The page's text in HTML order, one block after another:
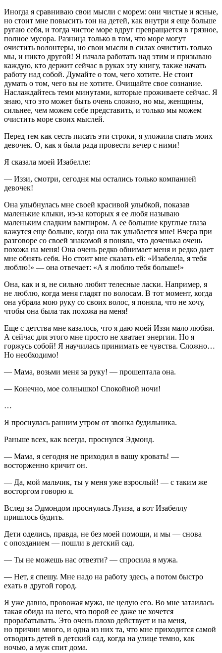
Иногда я сравниваю свои мысли с морем: они чистые и ясные,
но стоит мне повысить тон на детей, как внутри я еще больше
ругаю себя, и тогда чистое море вдруг превращается в грязное,
полное мусора. Разница только в том, что море могут
очистить волонтеры, но свои мысли в силах очистить только
мы, и никто другой! Я начала работать над этим и призываю
каждую, кто держит сейчас в руках эту книгу, также начать
работу над собой. Думайте о том, чего хотите. Не стоит
думать о том, чего вы не хотите. Очищайте свое сознание.
Наслаждайтесь теми минутами, которые проживаете сейчас. Я
знаю, что это может быть очень сложно, но мы, женщины,
сильнее, чем можем себе представить, и только мы можем
очистить море своих мыслей.
Перед тем как сесть писать эти строки, я уложила спать моих
девочек. О, как я была рада провести вечер с ними!
Я сказала моей Изабелле:
— Иззи, смотри, сегодня мы остались только компанией
девочек!
Она улыбнулась мне своей красивой улыбкой, показав
маленькие клыки, из-за которых я ее любя называю
маленьким сладким вампиром. А ее большие круглые глаза
кажутся еще больше, когда она так улыбается мне! Вчера при
разговоре со своей знакомой я поняла, что доченька очень
похожа на меня! Она очень редко обнимает меня и редко дает
мне обнять себя. Но стоит мне сказать ей: «Изабелла, я тебя
люблю!» — она отвечает: «А я люблю тебя больше!»
Она, как и я, не сильно любит телесные ласки. Например, я
не люблю, когда меня гладят по волосам. В тот момент, когда
она убрала мою руку со своих волос, я поняла, что не хочу,
чтобы она была так похожа на меня!
Еще с детства мне казалось, что я даю моей Иззи мало любви.
А сейчас для этого мне просто не хватает энергии. Но я
горжусь собой! Я научилась принимать ее чувства. Сложно…
Но необходимо!
— Мама, возьми меня за руку! — прошептала она.
— Конечно, мое солнышко! Спокойной ночи!
…
Я проснулась ранним утром от звонка будильника.
Раньше всех, как всегда, проснулся Эдмонд.
— Мама, я сегодня не приходил в вашу кровать! —
восторженно кричит он.
— Да, мой мальчик, ты у меня уже взрослый! — с таким же
восторгом говорю я.
Вслед за Эдмондом проснулась Луиза, а вот Изабеллу
пришлось будить.
Дети оделись, правда, не без моей помощи, и мы — снова
с опозданием — пошли в детский сад.
— Ты не можешь нас отвезти? — спросила я мужа.
— Нет, я спешу. Мне надо на работу здесь, а потом быстро
ехать в другой город.
Я уже давно, провожая мужа, не целую его. Во мне затаилась
такая обида на него, что порой ее даже не хочется
прорабатывать. Это очень плохо действует и на меня,
но причин много, и одна из них та, что мне приходится самой
отводить детей в детский сад, когда на улице темно, как
ночью, а муж спит дома.